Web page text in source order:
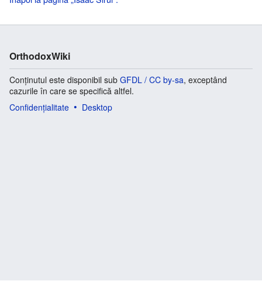
OrthodoxWiki
Conținutul este disponibil sub GFDL / CC by-sa, exceptând
cazurile în care se specifică altfel.
Confidențialitate
Desktop